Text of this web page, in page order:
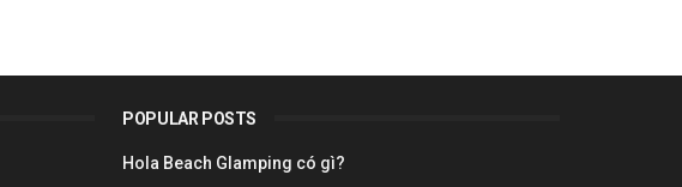
POPULAR POSTS
Hola Beach Glamping có gì?